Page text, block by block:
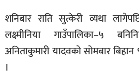
मनोरञ्जन
फोटो
/
शनिबार राति सुत्केरी व्यथा
लक्ष्मीनिया गाउँपालिका–५
अनिताकुमारी यादवको सोमबार
।